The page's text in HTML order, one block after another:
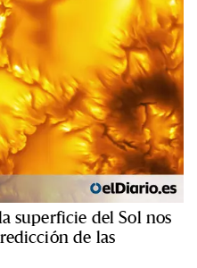
superficie del Sol nos
de las